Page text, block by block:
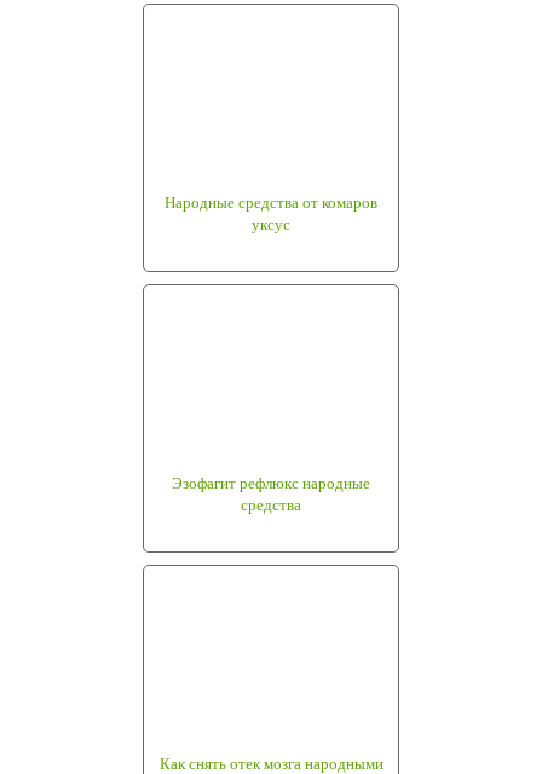
Народные средства от комаров
уксус
Эзофагит рефлюкс народные
средства
Как снять отек мозга народными